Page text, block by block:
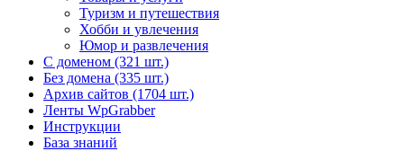
Туризм и путешествия
Хобби и увлечения
Юмор и развлечения
С доменом (321 шт.)
Без домена (335 шт.)
Архив сайтов (1704 шт.)
Ленты WpGrabber
Инструкции
База знаний